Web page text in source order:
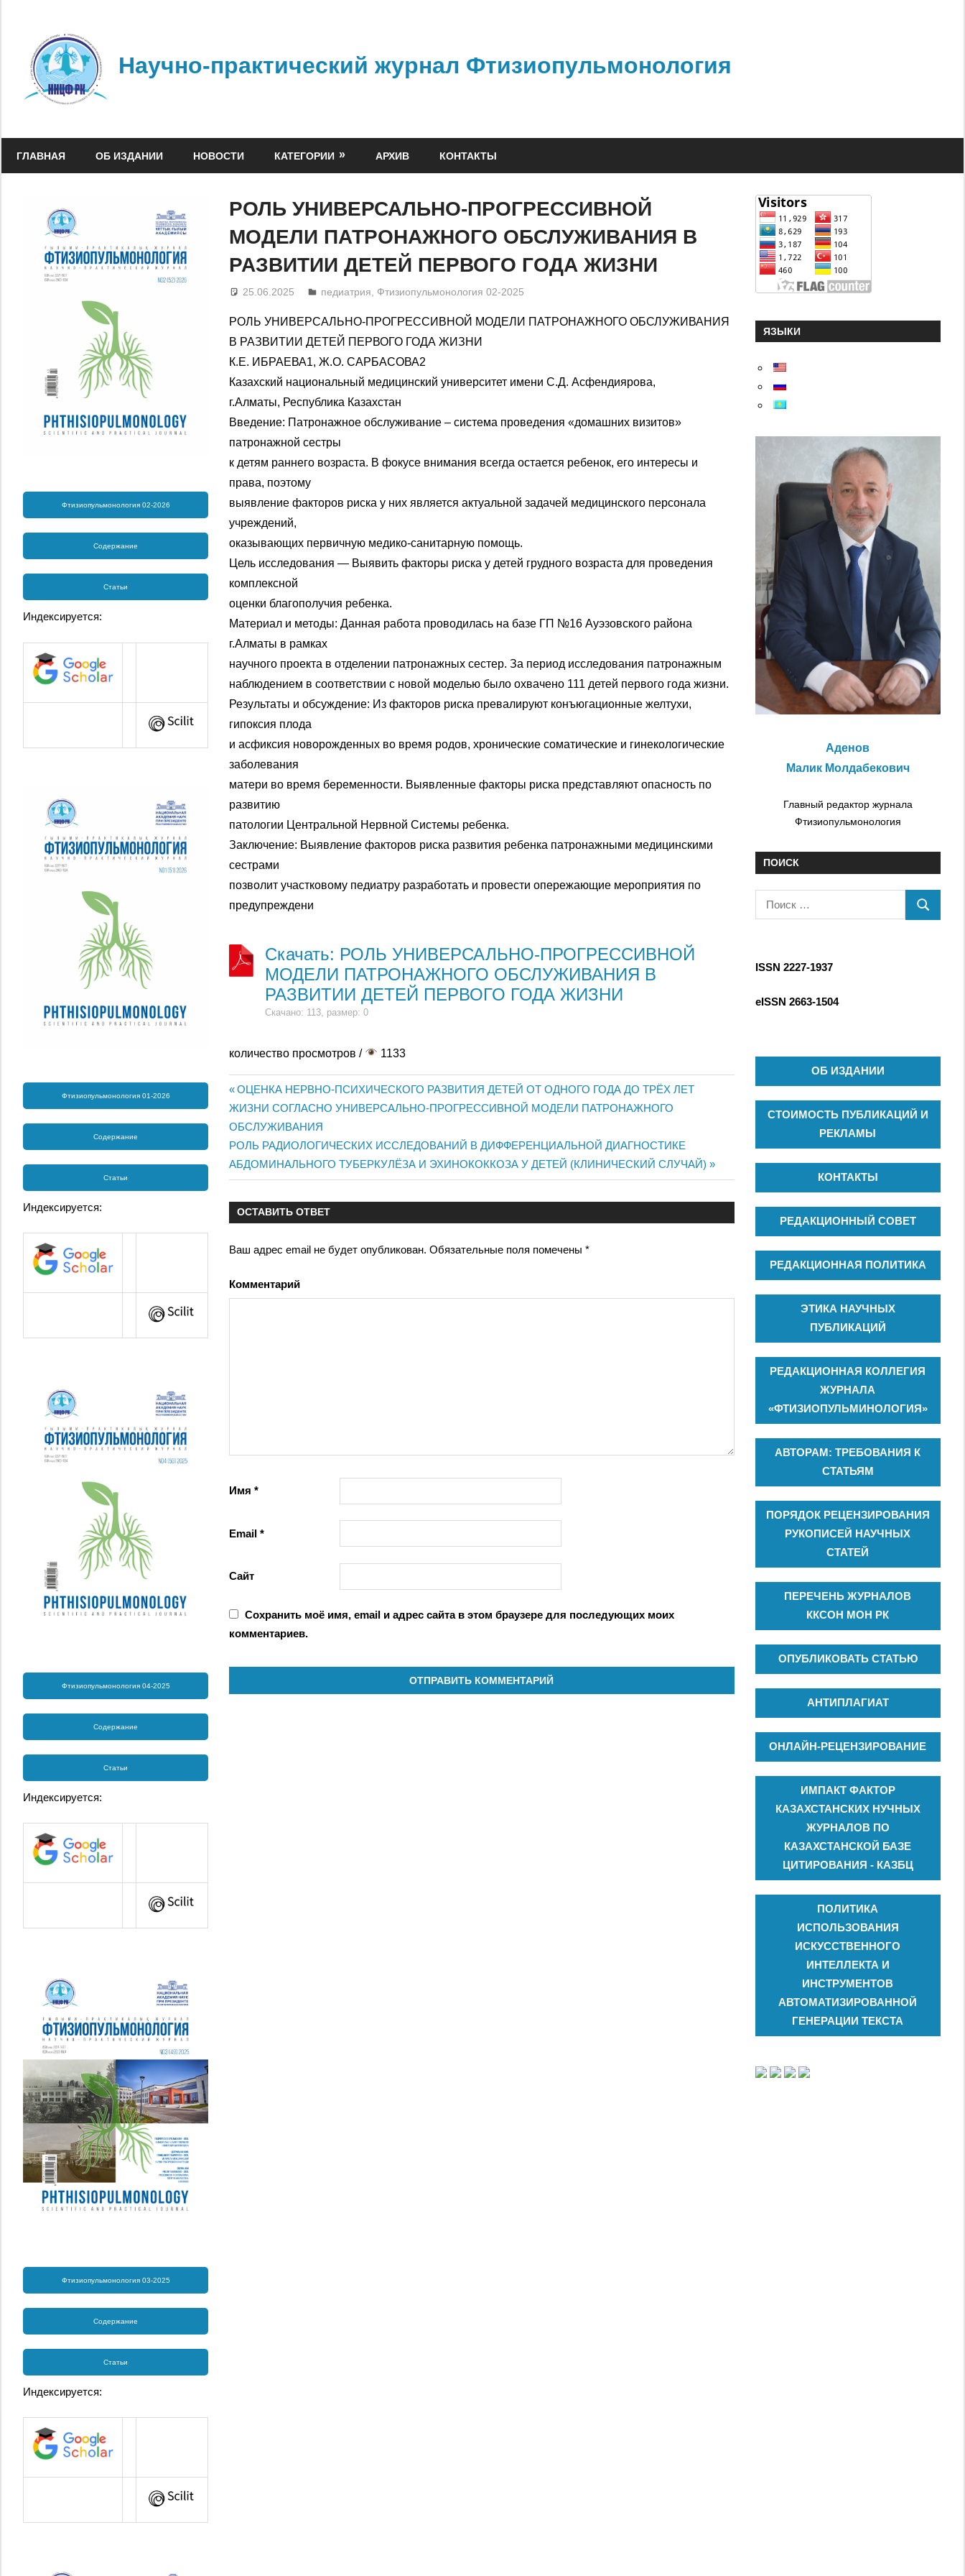
содержимому
Научно-практический журнал Фтизиопульмонология
ГЛАВНАЯ ОБ ИЗДАНИИ НОВОСТИ КАТЕГОРИИ АРХИВ КОНТАКТЫ
РОЛЬ УНИВЕРСАЛЬНО-ПРОГРЕССИВНОЙ
МОДЕЛИ ПАТРОНАЖНОГО ОБСЛУЖИВАНИЯ В
РАЗВИТИИ ДЕТЕЙ ПЕРВОГО ГОДА ЖИЗНИ
25.06.2025 admin
педиатрия Фтизиопульмонология 02-2025
РОЛЬ УНИВЕРСАЛЬНО-ПРОГРЕССИВНОЙ МОДЕЛИ ПАТРОНАЖНОГО ОБСЛУЖИВАНИЯ
В РАЗВИТИИ ДЕТЕЙ ПЕРВОГО ГОДА ЖИЗНИ
К.Е. ИБРАЕВА1, Ж.О. САРБАСОВА2
Казахский национальный медицинский университет имени С.Д. Асфендиярова,
г.Алматы, Республика Казахстан
Введение: Патронажное обслуживание – система проведения «домашних визитов»
патронажной сестры
к детям раннего возраста. В фокусе внимания всегда остается ребенок, его интересы и
права, поэтому
выявление факторов риска у них является актуальной задачей медицинского персонала
учреждений,
оказывающих первичную медико-санитарную помощь.
Цель исследования — Выявить факторы риска у детей грудного возраста для проведения
комплексной
оценки благополучия ребенка.
Материал и методы: Данная работа проводилась на базе ГП №16 Ауэзовского района
г.Алматы в рамках
научного проекта в отделении патронажных сестер. За период исследования патронажным
наблюдением в соответствии с новой моделью было охвачено 111 детей первого года жизни.
Результаты и обсуждение: Из факторов риска превалируют конъюгационные желтухи,
гипоксия плода
и асфиксия новорожденных во время родов, хронические соматические и гинекологические
заболевания
матери во время беременности. Выявленные факторы риска представляют опасность по
развитию
патологии Центральной Нервной Системы ребенка.
Заключение: Выявление факторов риска развития ребенка патронажными медицинскими
сестрами
позволит участковому педиатру разработать и провести опережающие мероприятия по
предупреждени
Скачать: РОЛЬ УНИВЕРСАЛЬНО-ПРОГРЕССИВНОЙ
МОДЕЛИ ПАТРОНАЖНОГО ОБСЛУЖИВАНИЯ В
РАЗВИТИИ ДЕТЕЙ ПЕРВОГО ГОДА ЖИЗНИ
Скачано: 113, размер: 0
количество просмотров / 1133
Навигация
по
записям
Предыдущая
запись:
ОЦЕНКА НЕРВНО-ПСИХИЧЕСКОГО РАЗВИТИЯ ДЕТЕЙ ОТ ОДНОГО ГОДА ДО ТРЁХ ЛЕТ
ЖИЗНИ СОГЛАСНО УНИВЕРСАЛЬНО-ПРОГРЕССИВНОЙ МОДЕЛИ ПАТРОНАЖНОГО
ОБСЛУЖИВАНИЯ
Следующая
запись:
РОЛЬ РАДИОЛОГИЧЕСКИХ ИССЛЕДОВАНИЙ В ДИФФЕРЕНЦИАЛЬНОЙ ДИАГНОСТИКЕ
АБДОМИНАЛЬНОГО ТУБЕРКУЛЁЗА И ЭХИНОКОККОЗА У ДЕТЕЙ (КЛИНИЧЕСКИЙ СЛУЧАЙ)
ОСТАВИТЬ ОТВЕТ
Ваш адрес email не будет опубликован. Обязательные поля помечены*
Комментарий
Имя*
Email*
Сайт
Сохранить моё имя, email и адрес сайта в этом браузере для последующих моих
комментариев.
Фтизиопульмонология 02-2026
Содержание
Статьи
Индексируется:
Фтизиопульмонология 01-2026
Содержание
Статьи
Индексируется:
Фтизиопульмонология 04-2025
Содержание
Статьи
Индексируется:
Фтизиопульмонология 03-2025
Содержание
Статьи
Индексируется:
ЯЗЫКИ
Аденов
Малик Молдабекович
Главный редактор журнала
Фтизиопульмонология
ПОИСК
о
к
ISSN 2227-1937
eISSN 2663-1504
ОБ ИЗДАНИИ
СТОИМОСТЬ ПУБЛИКАЦИЙ И
РЕКЛАМЫ
КОНТАКТЫ
РЕДАКЦИОННЫЙ СОВЕТ
РЕДАКЦИОННАЯ ПОЛИТИКА
ЭТИКА НАУЧНЫХ
ПУБЛИКАЦИЙ
РЕДАКЦИОННАЯ КОЛЛЕГИЯ
ЖУРНАЛА
«ФТИЗИОПУЛЬМИНОЛОГИЯ»
АВТОРАМ: ТРЕБОВАНИЯ К
СТАТЬЯМ
ПОРЯДОК РЕЦЕНЗИРОВАНИЯ
РУКОПИСЕЙ НАУЧНЫХ
СТАТЕЙ
ПЕРЕЧЕНЬ ЖУРНАЛОВ
ККСОН МОН РК
ОПУБЛИКОВАТЬ СТАТЬЮ
АНТИПЛАГИАТ
ОНЛАЙН-РЕЦЕНЗИРОВАНИЕ
ИМПАКТ ФАКТОР
КАЗАХСТАНСКИХ НУЧНЫХ
ЖУРНАЛОВ ПО
КАЗАХСТАНСКОЙ БАЗЕ
ЦИТИРОВАНИЯ - КАЗБЦ
ПОЛИТИКА
ИСПОЛЬЗОВАНИЯ
ИСКУССТВЕННОГО
ИНТЕЛЛЕКТА И
ИНСТРУМЕНТОВ
АВТОМАТИЗИРОВАННОЙ
ГЕНЕРАЦИИ ТЕКСТА